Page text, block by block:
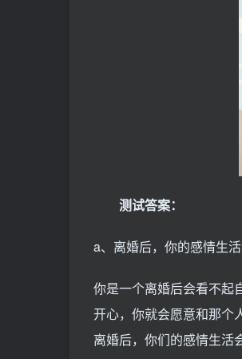
测试答案：
a、离婚后，你的感情生活
你是一个离婚后会看不起
开心，你就会愿意和那个
离婚后，你们的感情生活